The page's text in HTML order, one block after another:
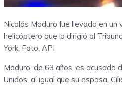
Nicolás Maduro fue llevado en un
helicóptero que lo dirigió al
York. Foto: API
Maduro, de 63 años, es acusado
Unidos, al igual que su esposa,